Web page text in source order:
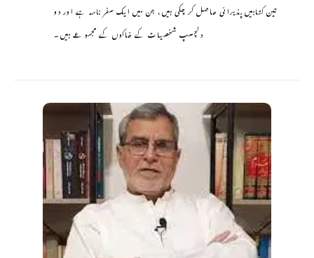
تین کتابیں پذیرائی حاصل کر چکی ہیں، جن میں ایک سفر نامہ ہے اور دو
دلچسپ شخصیات کے خاکوں کے مجموعے ہیں۔